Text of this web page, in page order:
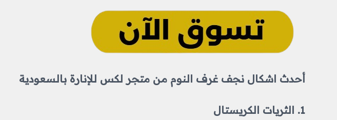
أحدث اشكال نجف غرف النوم من متجر لكس للإنارة بالسعودية
1. الثريات الكريستال